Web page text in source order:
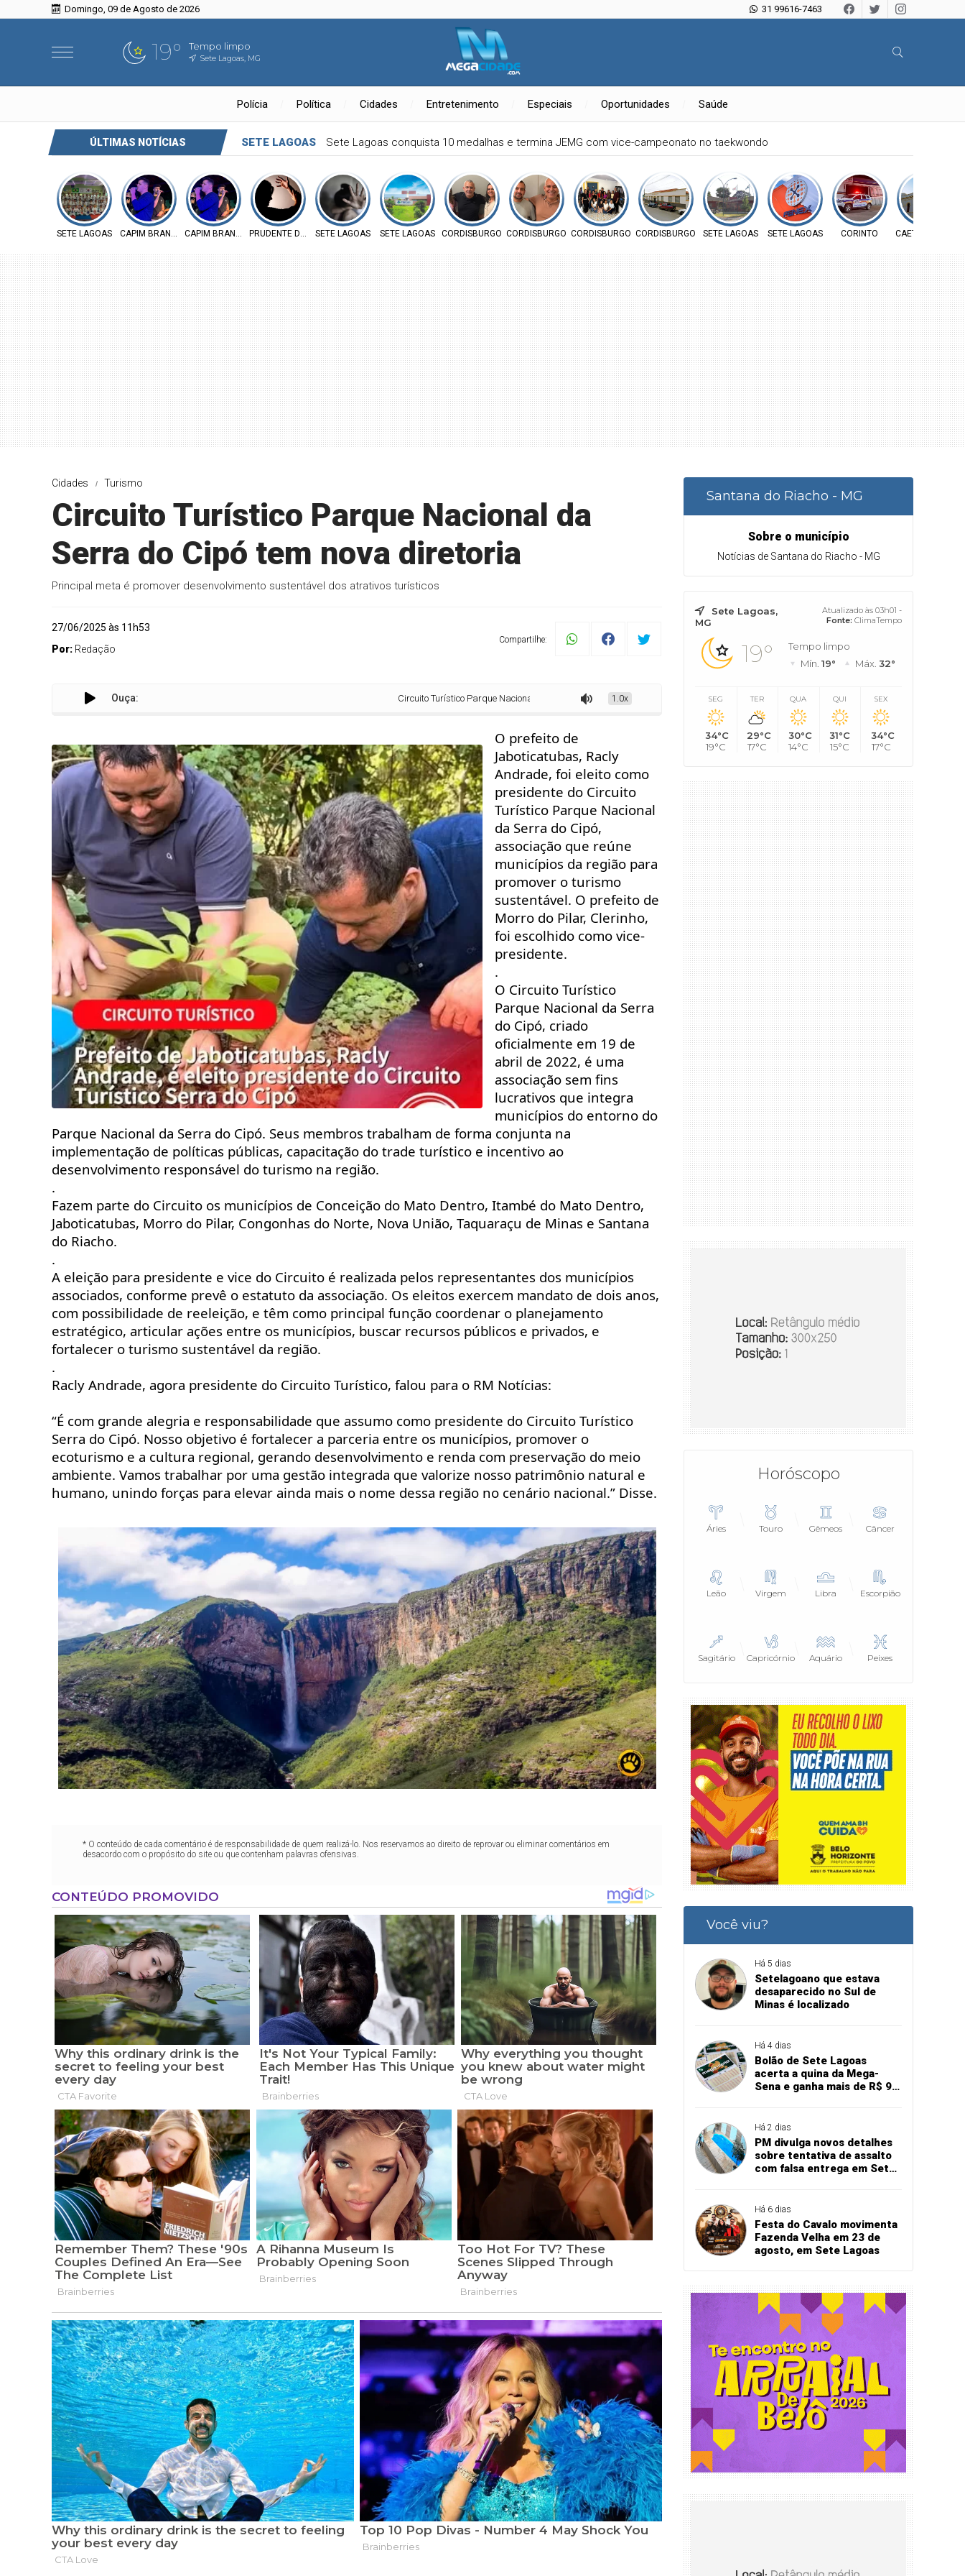
Domingo, 09 de Agosto de 2026 31 99616-7463
19° Tempo limpo
Sete Lagoas, MG
Polícia Política Cidades Entretenimento Especiais Oportunidades Saúde
ÚLTIMAS NOTÍCIAS SETE LAGOAS Sete Lagoas conquista 10 medalhas e termina JEMG com vice-campeonato no taekwondo
SETE LAGOAS CAPIM BRANCO CAPIM BRANCO PRUDENTE DE MORAISSETE LAGOAS SETE LAGOAS CORDISBURGO CORDISBURGO CORDISBURGO CORDISBURGO SETE LAGOAS SETE LAGOAS CORINTO CAETANÓPOLIS
Cidades Turismo
Circuito Turístico Parque Nacional da
Serra do Cipó tem nova diretoria
Principal meta é promover desenvolvimento sustentável dos atrativos turísticos
27/06/2025 às 11h53
Por: Redação
Compartilhe:
Ouça: Circuito Turístico Parque Nacional da Serra do Cipó tem nova diretoria
1.0x
O prefeito de
Jaboticatubas, Racly
Andrade, foi eleito como
presidente do Circuito
Turístico Parque Nacional
da Serra do Cipó,
associação que reúne
municípios da região para
promover o turismo
sustentável. O prefeito de
Morro do Pilar, Clerinho,
foi escolhido como vice-
presidente.
.
O Circuito Turístico
Parque Nacional da Serra
do Cipó, criado
oficialmente em 19 de
abril de 2022, é uma
associação sem fins
lucrativos que integra
municípios do entorno do
Parque Nacional da Serra do Cipó. Seus membros trabalham de forma conjunta na
implementação de políticas públicas, capacitação do trade turístico e incentivo ao
desenvolvimento responsável do turismo na região.
.
Fazem parte do Circuito os municípios de Conceição do Mato Dentro, Itambé do Mato Dentro,
Jaboticatubas, Morro do Pilar, Congonhas do Norte, Nova União, Taquaraçu de Minas e Santana
do Riacho.
.
A eleição para presidente e vice do Circuito é realizada pelos representantes dos municípios
associados, conforme prevê o estatuto da associação. Os eleitos exercem mandato de dois anos,
com possibilidade de reeleição, e têm como principal função coordenar o planejamento
estratégico, articular ações entre os municípios, buscar recursos públicos e privados, e
fortalecer o turismo sustentável da região.
.
Racly Andrade, agora presidente do Circuito Turístico, falou para o RM Notícias:
“É com grande alegria e responsabilidade que assumo como presidente do Circuito Turístico
Serra do Cipó. Nosso objetivo é fortalecer a parceria entre os municípios, promover o
ecoturismo e a cultura regional, gerando desenvolvimento e renda com preservação do meio
ambiente. Vamos trabalhar por uma gestão integrada que valorize nosso patrimônio natural e
humano, unindo forças para elevar ainda mais o nome dessa região no cenário nacional.” Disse.
* O conteúdo de cada comentário é de responsabilidade de quem realizá-lo. Nos reservamos ao direito de reprovar ou eliminar comentários em
desacordo com o propósito do site ou que contenham palavras ofensivas.
Santana do Riacho - MG
Sobre o município
Notícias de Santana do Riacho - MG
Sete Lagoas,
MG
Atualizado às 03h01 -
Fonte: ClimaTempo
19°
Tempo limpo
Mín. 19° Máx. 32°
SEG
34°C
19°C
TER
29°C
17°C
QUA
30°C
14°C
QUI
31°C
15°C
SEX
34°C
17°C
Horóscopo
Áries Touro Gêmeos Câncer
Leão Virgem Libra Escorpião
Sagitário Capricórnio Aquário Peixes
Você viu?
Há 5 dias
Setelagoano que estava
desaparecido no Sul de
Minas é localizado
Há 4 dias
Bolão de Sete Lagoas
acerta a quina da Mega-
Sena e ganha mais de R$ 94
Há 2 dias
PM divulga novos detalhes
sobre tentativa de assalto
com falsa entrega em Sete
Há 6 dias
Festa do Cavalo movimenta
Fazenda Velha em 23 de
agosto, em Sete Lagoas